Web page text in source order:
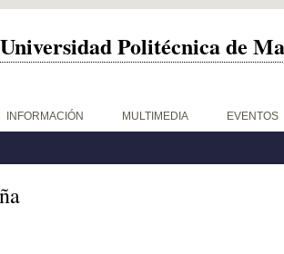
Politécnica de
INFORMACIÓN MULTIMEDIA EVENTOS